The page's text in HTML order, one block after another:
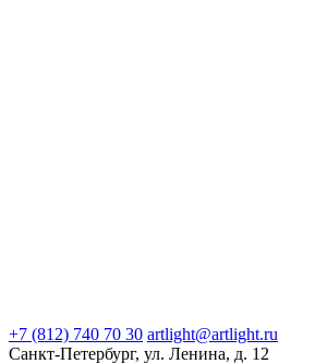
+7 (812) 740 70 30 artlight@artlight.ru
Санкт-Петербург, ул. Ленина, д. 12